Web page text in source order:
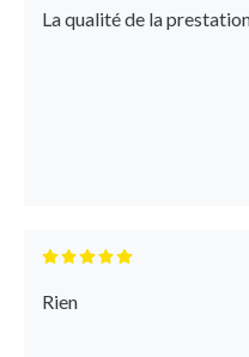
La qualité de la
Rien